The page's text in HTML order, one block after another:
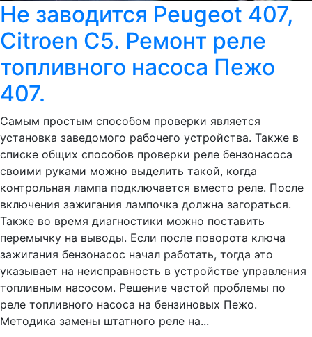
Не заводится Peugeot 407,
Citroen C5. Ремонт реле
топливного насоса Пежо
407.
Самым простым способом проверки является
установка заведомого рабочего устройства. Также в
списке общих способов проверки реле бензонасоса
своими руками можно выделить такой, когда
контрольная лампа подключается вместо реле. После
включения зажигания лампочка должна загораться.
Также во время диагностики можно поставить
перемычку на выводы. Если после поворота ключа
зажигания бензонасос начал работать, тогда это
указывает на неисправность в устройстве управления
топливным насосом. Решение частой проблемы по
реле топливного насоса на бензиновых Пежо.
Методика замены штатного реле на...